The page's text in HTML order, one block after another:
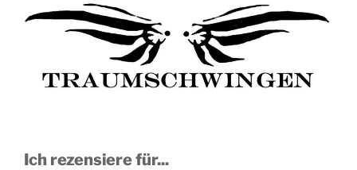
Ich rezensiere für...